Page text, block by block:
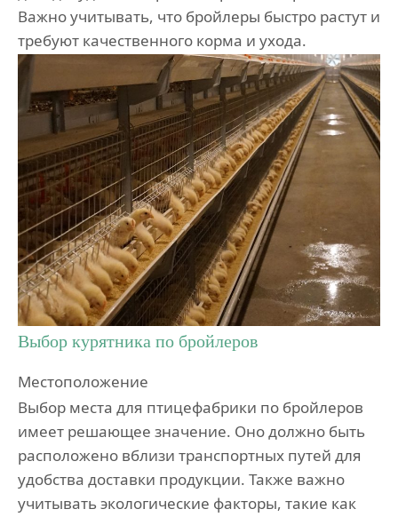
Важно учитывать, что бройлеры быстро растут и
требуют качественного корма и ухода.
Выбор курятника по бройлеров
Местоположение
Выбор места для птицефабрики по бройлеров
имеет решающее значение. Оно должно быть
расположено вблизи транспортных путей для
удобства доставки продукции. Также важно
учитывать экологические факторы, такие как